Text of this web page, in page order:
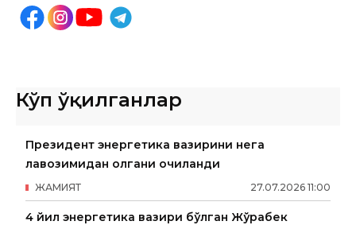
Кўп ўқилганлар
Президент энергетика вазирини нега
лавозимидан олгани очиқланди
27.07.2026 11:00
ЖАМИЯТ
4 йил энергетика вазири бўлган Жўрабек